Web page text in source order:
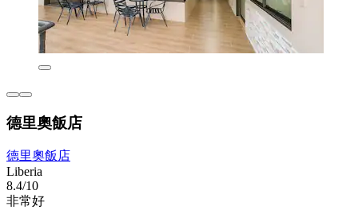
德里奧飯店
德里奧飯店
Liberia
8.4/10
非常好